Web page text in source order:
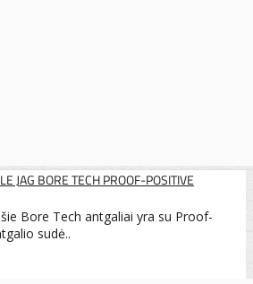
JAG BORE TECH PROOF-POSITIVE
Bore Tech antgaliai yra su Proof-
sudė..